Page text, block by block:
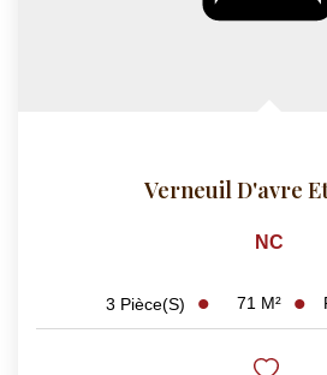
Verneuil D'avre
NC
3 Pièce(s) 71 M²